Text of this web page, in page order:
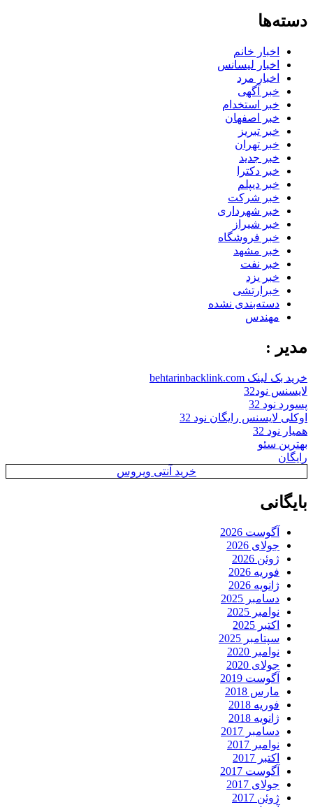
دسته‌ها
اخبار خانم
اخبار لیسانس
اخبار مرد
خبر آگهی
خبر استخدام
خبر اصفهان
خبر تبریز
خبر تهران
خبر جدید
خبر دکترا
خبر دیپلم
خبر شرکت
خبر شهرداری
خبر شیراز
خبر فروشگاه
خبر مشهد
خبر نفت
خبر یزد
خبرارتشی
دسته‌بندی نشده
مهندس
مدیر :
خرید بک لینک behtarinbacklink.com
لایسنس نود32
پسورد نود 32
اوکلی لایسنس رایگان نود 32
همیار نود 32
بهترین سئو
رایگان
خرید آنتی ویروس
بایگانی
آگوست 2026
جولای 2026
ژوئن 2026
فوریه 2026
ژانویه 2026
دسامبر 2025
نوامبر 2025
اکتبر 2025
سپتامبر 2025
نوامبر 2020
جولای 2020
آگوست 2019
مارس 2018
فوریه 2018
ژانویه 2018
دسامبر 2017
نوامبر 2017
اکتبر 2017
آگوست 2017
جولای 2017
ژوئن 2017